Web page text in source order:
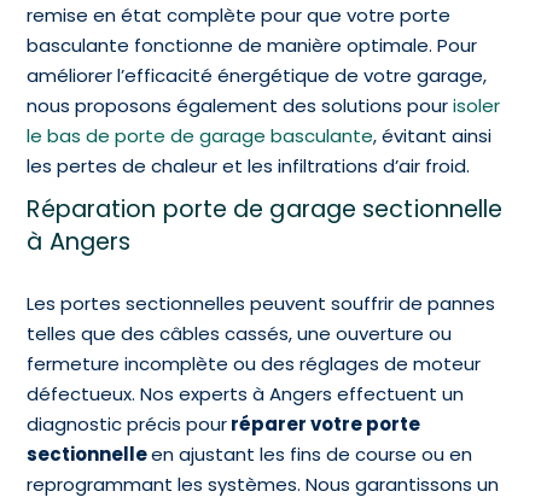
remise en état complète pour que votre porte
basculante fonctionne de manière optimale. Pour
améliorer l’efficacité énergétique de votre garage,
nous proposons également des solutions pourisoler
le bas de porte de garage basculante, évitant ainsi
les pertes de chaleur et les infiltrations d’air froid.
Réparation porte de garage sectionnelle
à Angers
Les portes sectionnelles peuvent souffrir de pannes
telles que des câbles cassés, une ouverture ou
fermeture incomplète ou des réglages de moteur
défectueux. Nos experts à Angers effectuent un
diagnostic précis pourréparer votre porte
sectionnelleen ajustant les fins de course ou en
reprogrammant les systèmes. Nous garantissons un